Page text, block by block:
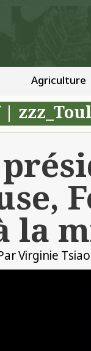
Agriculture
|
la
Virginie Tsiao